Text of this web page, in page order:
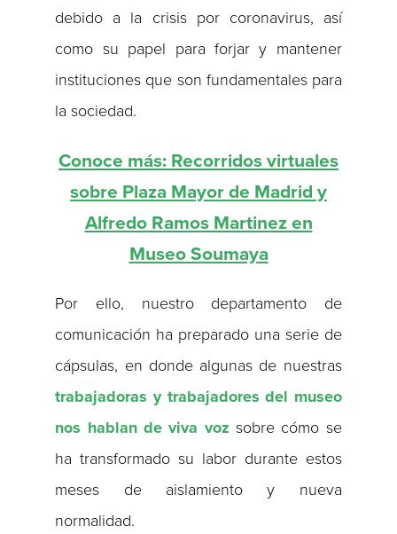
debido a la crisis por coronavirus, así
como su papel para forjar y mantener
instituciones que son fundamentales para
la sociedad.
Conoce más: Recorridos virtuales
sobre Plaza Mayor de Madrid y
Alfredo Ramos Martinez en
Museo Soumaya
Por ello, nuestro departamento de
comunicación ha preparado una serie de
cápsulas, en donde algunas de nuestras
trabajadoras y trabajadores del museo
nos hablan de viva voz sobre cómo se
ha transformado su labor durante estos
meses de aislamiento y nueva
normalidad.